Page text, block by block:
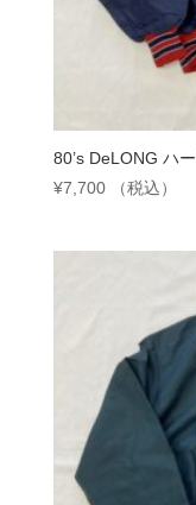
80’s DeLONG ハ
¥7,700 （税込）